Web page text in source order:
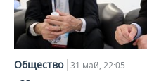
Общество 31 май, 22:05